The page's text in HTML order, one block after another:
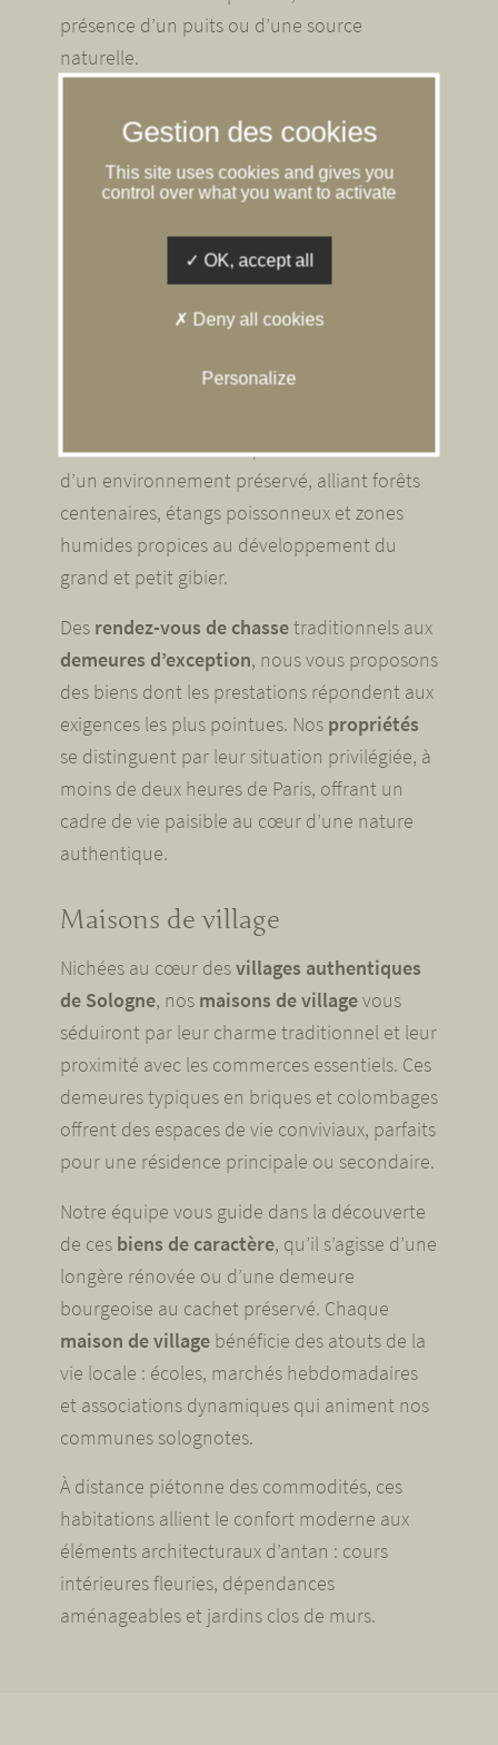
présence d’un puits ou d’une source
naturelle.
Propriétés de chasse
Acquérir unepropriété de chasse en
Solognevous permet de conjuguer passion
cynégétique et art de vivre d’exception. Notre
territoires cynégétiques
ambitions de chasse et d’agrément.
La qualité du biotope, primordiale dans votre
lors de nos visites. Chaquedomainebénéficie
d’un environnement préservé, alliant forêts
centenaires, étangs poissonneux et zones
humides propices au développement du
grand et petit gibier.
Des rendez-vous de chassetraditionnels aux
demeures d’exception, nous vous proposons
des biens dont les prestations répondent aux
exigences les plus pointues. Nos propriétés
se distinguent par leur situation privilégiée, à
moins de deux heures de Paris, offrant un
cadre de vie paisible au cœur d’une nature
authentique.
Maisons de village
Nichées au cœur desvillages authentiques
de Sologne, nos maisons de villagevous
séduiront par leur charme traditionnel et leur
proximité avec les commerces essentiels. Ces
demeures typiques en briques et colombages
offrent des espaces de vie conviviaux, parfaits
pour une résidence principale ou secondaire.
Notre équipe vous guide dans la découverte
de ces biens de caractère, qu’il s’agisse d’une
longère rénovée ou d’une demeure
bourgeoise au cachet préservé. Chaque
maison de villagebénéficie des atouts de la
vie locale : écoles, marchés hebdomadaires
et associations dynamiques qui animent nos
communes solognotes.
À distance piétonne des commodités, ces
habitations allient le confort moderne aux
éléments architecturaux d’antan : cours
intérieures fleuries, dépendances
aménageables et jardins clos de murs.
This site uses cookies and gives you
control over what you want to activate
OK, accept all
Deny all cookies
Personalize